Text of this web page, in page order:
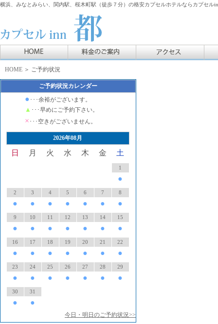
横浜、みなとみらい、関内駅、桜木町駅（徒歩７分）の格安カプセルホテルならカプセル
HOME ＞ ご予約状況
ご予約状況カレンダー
● ･･･余裕がございます。
▲ ･･･早めにご予約下さい。
× ･･･空きがございません。
2026年08月
日 月 火 水 木 金 土
1
●
2
●
3
●
4
●
5
●
6
●
7
●
8
●
9
●
10
●
11
●
12
●
13
●
14
●
15
●
16
●
17
●
18
●
19
●
20
●
21
●
22
●
23
●
24
●
25
●
26
●
27
●
28
●
29
●
30
●
31
●
今日・明日のご予約状況>>